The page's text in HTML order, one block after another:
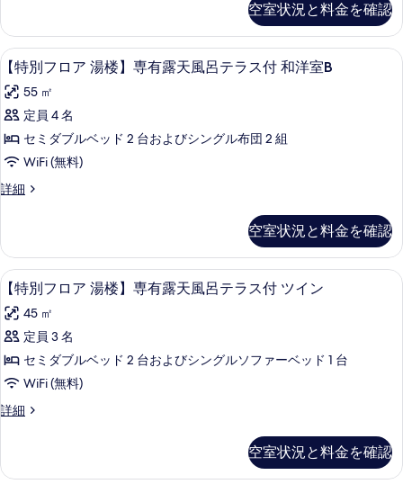
件
有
露
天
風
呂
テ
ラ
ス
洋
室
A
の
す
べ
て
の
真
ア
湯
楼】
有
露
風
呂
ラ
洋
室
の
詳
細
空室状況と料金を確認
【特
別
フ
ロ
ア
楼】
有
露
天
風
呂
テ
ラ
ス
洋
【特別フロア 湯楼】専有露天風呂テ
5
【特別フロア 湯楼】専有露天風呂テラス付 和洋室B
55 ㎡
定員 4 名
セミダブルベッド 2 台およびシングル布団 2 組
WiFi (無料)
詳細
【特
ア
湯
楼】
有
露
風
呂
ラ
洋
空室状況と料金を確認
【特
別
フ
ロ
ア
楼】
有
【特別フロア 湯楼】専有露天風呂テ
6
【特別フロア 湯楼】専有露天風呂テラス付 ツイン
45 ㎡
定員 3 名
セミダブルベッド 2 台およびシングルソファーベッド 1 台
WiFi (無料)
詳細
【特
ア
空室状況と料金を確認